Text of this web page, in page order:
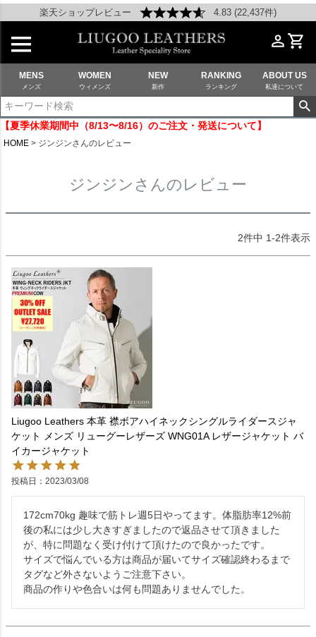
楽天ショップレビュー 4.83 (22,437件)
MENS
メンズ
WOMEN
ウィメンズ
NEW
新作
RANKING
ランキング
ABOUT US
私達について
【夏季休業期間中（8/13〜8/16）のご注文・発送について】
HOME ジンジンさんのレビュー
ジンジンさんのレビュー
2件中 1-2件表示
Liugoo Leathers 本革 襟ボアハイネックシングルライダースジャ
ケット メンズ リューグーレザーズ WNG01A レザージャケット バ
イカージャケット
投稿日 2023/03/08
172cm70kg 趣味で筋トレ週5日やってます。体脂肪率12%前
後の私には少し大きすぎましたので返品させて頂きました
が、特に問題なく受け付けて頂けたので良かったです。
サイズで悩んでいる方は商品が届いてサイズ確認終わるまで
タグなど外さないようご注意下さい。
商品の作りや色合いは何も問題ありませんでした。